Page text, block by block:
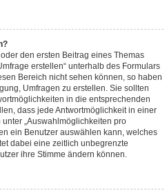
den ersten Beitrag eines Themas
erstellen“ unterhalb des Formulars
Bereich nicht sehen können, so haben
Umfragen zu erstellen. Sie sollten
in die entsprechenden
dass jede Antwortmöglichkeit in einer
„Auswahlmöglichkeiten pro
ein Benutzer auswählen kann, welches
dabei eine zeitlich unbegrenzte
ihre Stimme ändern können.